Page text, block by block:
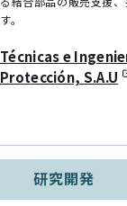
す。
Técnicas e
Protección, S.A.U
研究開発